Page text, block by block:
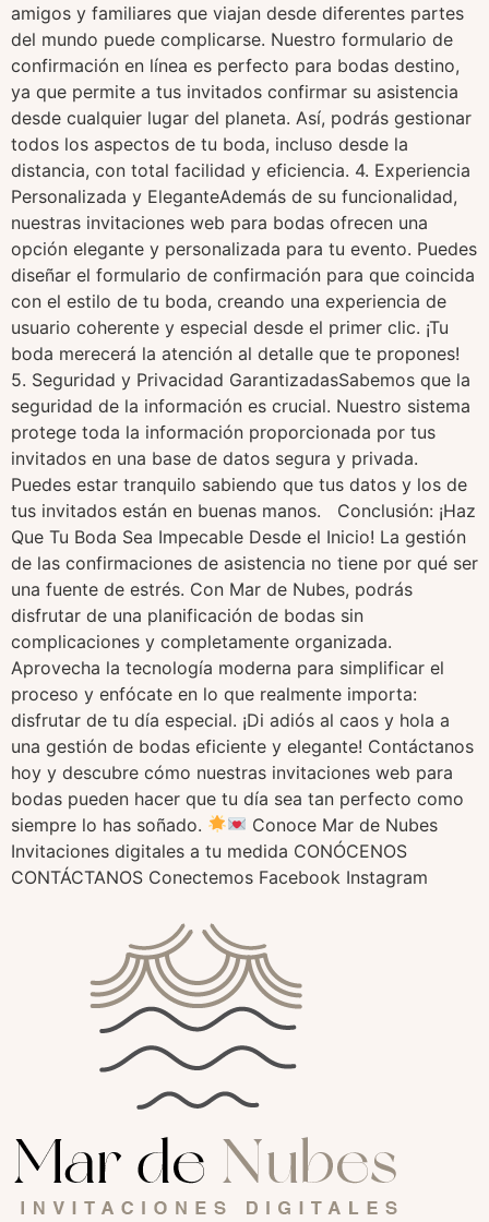
amigos y familiares que viajan desde diferentes partes
del mundo puede complicarse. Nuestro formulario de
confirmación en línea es perfecto para bodas destino,
ya que permite a tus invitados confirmar su asistencia
desde cualquier lugar del planeta. Así, podrás gestionar
todos los aspectos de tu boda, incluso desde la
distancia, con total facilidad y eficiencia. 4. Experiencia
Personalizada y EleganteAdemás de su funcionalidad,
nuestras invitaciones web para bodas ofrecen una
opción elegante y personalizada para tu evento. Puedes
diseñar el formulario de confirmación para que coincida
con el estilo de tu boda, creando una experiencia de
usuario coherente y especial desde el primer clic. ¡Tu
boda merecerá la atención al detalle que te propones!
5. Seguridad y Privacidad GarantizadasSabemos que la
seguridad de la información es crucial. Nuestro sistema
protege toda la información proporcionada por tus
invitados en una base de datos segura y privada.
Puedes estar tranquilo sabiendo que tus datos y los de
tus invitados están en buenas manos. Conclusión: ¡Haz
Que Tu Boda Sea Impecable Desde el Inicio! La gestión
de las confirmaciones de asistencia no tiene por qué ser
una fuente de estrés. Con Mar de Nubes, podrás
disfrutar de una planificación de bodas sin
complicaciones y completamente organizada.
Aprovecha la tecnología moderna para simplificar el
proceso y enfócate en lo que realmente importa:
disfrutar de tu día especial. ¡Di adiós al caos y hola a
una gestión de bodas eficiente y elegante! Contáctanos
hoy y descubre cómo nuestras invitaciones web para
bodas pueden hacer que tu día sea tan perfecto como
siempre lo has soñado.
Conoce Mar de Nubes
Invitaciones digitales a tu medida CONÓCENOS
CONTÁCTANOS Conectemos Facebook Instagram